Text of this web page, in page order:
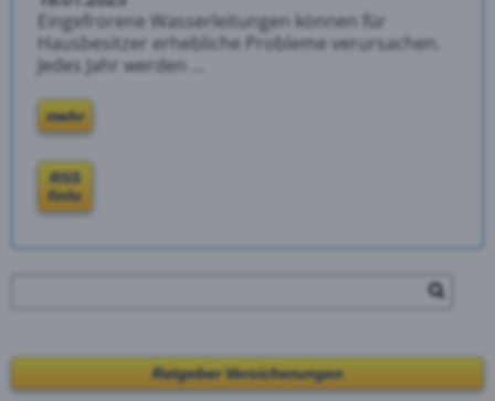
Eingefrorene Wasserleitungen können für
Hausbesitzer erhebliche Probleme verursachen.
Jedes Jahr werden ...
mehr
RSS
finlo
Ratgeber Versicherungen